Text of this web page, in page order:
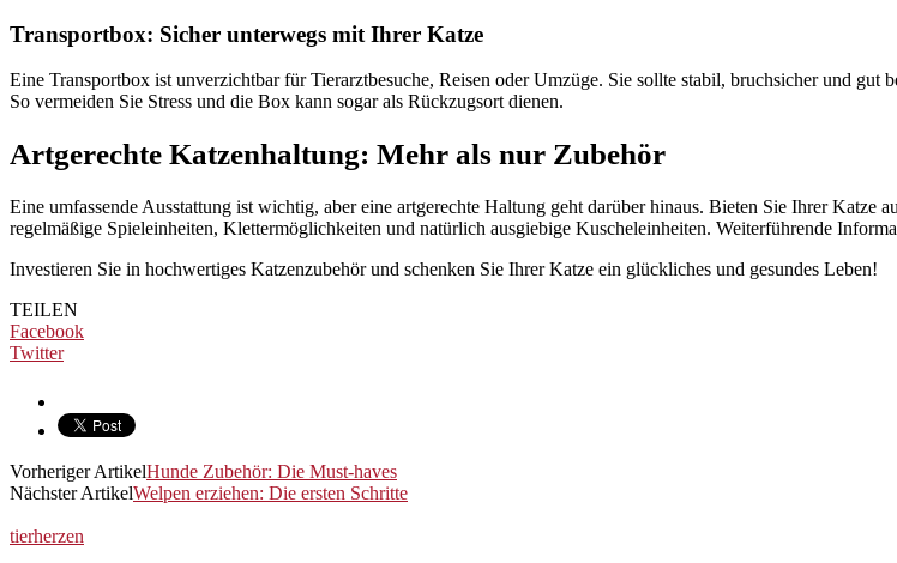
Transportbox: Sicher unterwegs mit Ihrer Katze
Eine Transportbox ist unverzichtbar für Tierarztbesuche, Reisen oder Umzüge. Sie sollte stabil, bruchsicher und
So vermeiden Sie Stress und die Box kann sogar als Rückzugsort dienen.
Artgerechte Katzenhaltung: Mehr als nur Zubehör
Eine umfassende Ausstattung ist wichtig, aber eine artgerechte Haltung geht darüber hinaus. Bieten Sie Ihrer
regelmäßige Spieleinheiten, Klettermöglichkeiten und natürlich ausgiebige Kuscheleinheiten. Weiterführende
Investieren Sie in hochwertiges Katzenzubehör und schenken Sie Ihrer Katze ein glückliches und gesundes Leben!
TEILEN
Facebook
Twitter
Vorheriger ArtikelHunde Zubehör: Die Must-haves
Nächster ArtikelWelpen erziehen: Die ersten Schritte
tierherzen